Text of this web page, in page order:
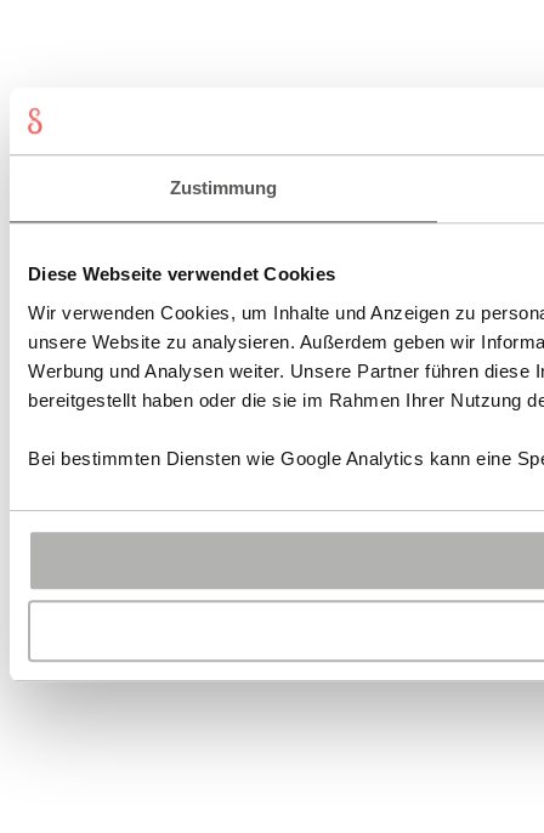
Zustimmung
Diese Webseite verwendet Cookies
Wir verwenden Cookies, um Inhalte und Anzeigen zu
unsere Website zu analysieren. Außerdem geben wir
Werbung und Analysen weiter. Unsere Partner führen
bereitgestellt haben oder die sie im Rahmen Ihrer Nutzung
Bei bestimmten Diensten wie Google Analytics kann eine